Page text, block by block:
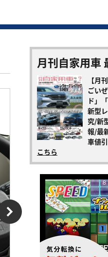
月刊自家用車
【月
ごい
ド」
新型
究/新
報/最
車値
こちら